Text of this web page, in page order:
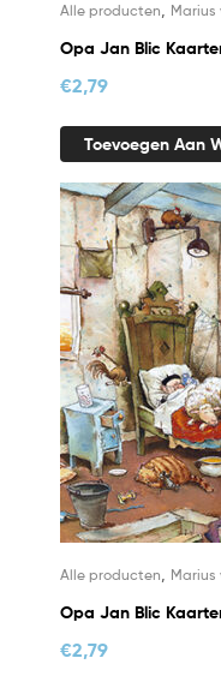
Alle producten Marius
Opa Jan Blic
€2,79
Toevoegen Aan
Alle producten Marius
Opa Jan Blic
€2,79